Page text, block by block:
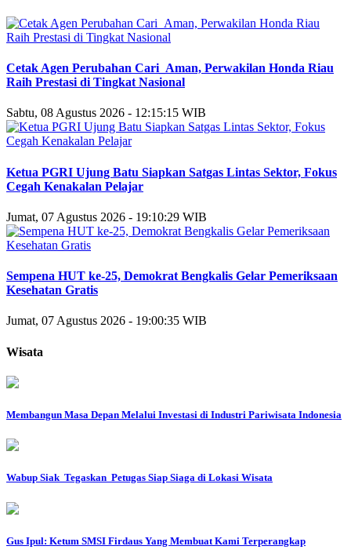
Cetak Agen Perubahan Cari_Aman, Perwakilan Honda Riau
Raih Prestasi di Tingkat Nasional
Sabtu, 08 Agustus 2026 - 12:15:15 WIB
Ketua PGRI Ujung Batu Siapkan Satgas Lintas Sektor, Fokus
Cegah Kenakalan Pelajar
Jumat, 07 Agustus 2026 - 19:10:29 WIB
Sempena HUT ke-25, Demokrat Bengkalis Gelar Pemeriksaan
Kesehatan Gratis
Jumat, 07 Agustus 2026 - 19:00:35 WIB
Wisata
Membangun Masa Depan Melalui Investasi di Industri Pariwisata Indonesia
Wabup Siak Tegaskan Petugas Siap Siaga di Lokasi Wisata
Gus Ipul: Ketum SMSI Firdaus Yang Membuat Kami Terperangkap